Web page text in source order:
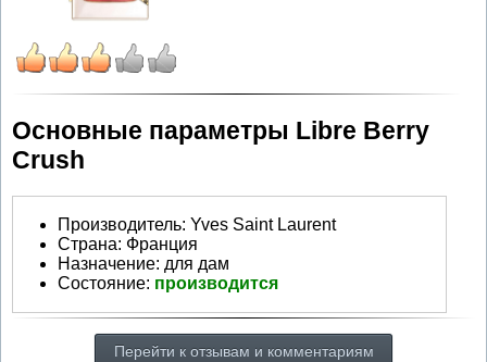
Основные параметры Libre Berry
Crush
Производитель: Yves Saint Laurent
Страна: Франция
Назначение: для дам
Состояние: производится
Перейти к отзывам и комментариям